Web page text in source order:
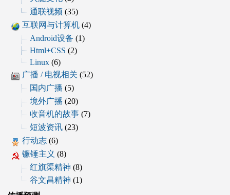
通联视频 (35)
互联网与计算机(4)
Android设备 (1)
Html+CSS (2)
Linux(6)
广播 / 电视相关 (52)
国内广播 (5)
境外广播 (20)
收音机的故事(7)
短波资讯(23)
行动志(6)
镰锤主义 (8)
红旗渠精神 (8)
谷文昌精神 (1)